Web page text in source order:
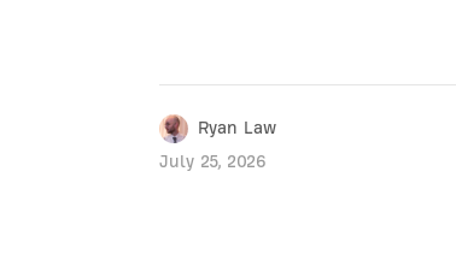
Ryan Law
July 25, 2026